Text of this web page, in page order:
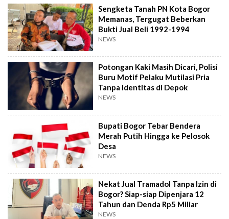
Sengketa Tanah PN Kota Bogor
Memanas, Tergugat Beberkan
Bukti Jual Beli 1992-1994
NEWS
Potongan Kaki Masih Dicari, Polisi
Buru Motif Pelaku Mutilasi Pria
Tanpa Identitas di Depok
NEWS
Bupati Bogor Tebar Bendera
Merah Putih Hingga ke Pelosok
Desa
NEWS
Nekat Jual Tramadol Tanpa Izin di
Bogor? Siap-siap Dipenjara 12
Tahun dan Denda Rp5 Miliar
NEWS